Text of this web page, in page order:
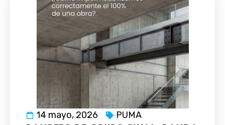
14 mayo, 2026 PUMA